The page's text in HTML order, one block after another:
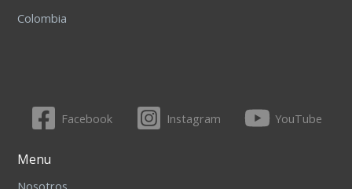
Colombia
Facebook Instagram YouTube
Menu
Nosotros